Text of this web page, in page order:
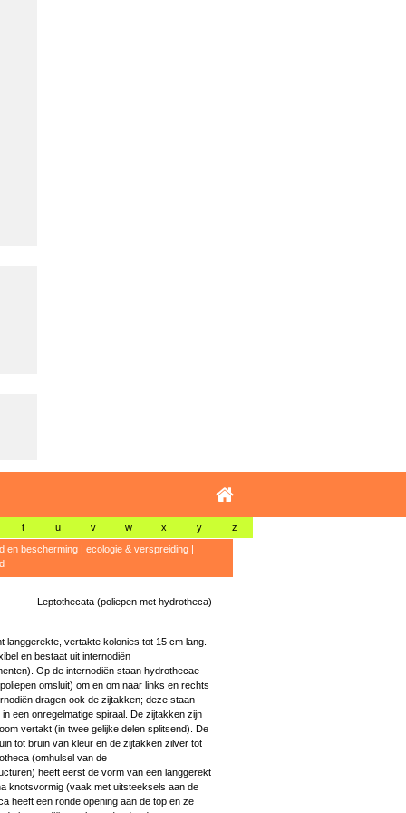
t u v w x y z
en bescherming| ecologie & verspreiding|
Leptothecata (poliepen met hydrotheca)
langgerekte, vertakte kolonies tot 15 cm lang.
en bestaat uit internodiën
Op de internodiën staan hydrothecae
omsluit) om en om naar links en rechts
dragen ook de zijtakken; deze staan
een onregelmatige spiraal. De zijtakken zijn
vertakt (in twee gelijke delen splitsend). De
tot bruin van kleur en de zijtakken zilver tot
(omhulsel van de
heeft eerst de vorm van een langgerekt
knotsvormig (vaak met uitsteeksels aan de
heeft een ronde opening aan de top en ze